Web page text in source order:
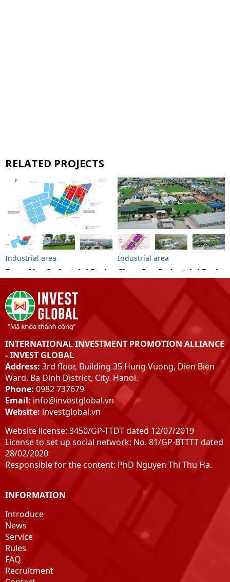
RELATED PROJECTS
Industrial area
Dong Van Industrial Park
Industrial area
Chau Son Industrial Park
INTERNATIONAL INVESTMENT PROMOTION ALLIANCE
- INVEST GLOBAL
Address: 3rd floor, Building 35 Hung Vuong, Dien Bien
Ward, Ba Dinh District, City. Hanoi.
Phone: 0982 737679
Email: info@investglobal.vn
Website: investglobal.vn
Website license: 3450/GP-TTĐT dated 12/07/2019
License to set up social network: No. 81/GP-BTTTT dated
28/02/2020
Responsible for the content: PhD Nguyen Thi Thu Ha.
INFORMATION
Introduce
News
Service
Rules
FAQ
Recruitment